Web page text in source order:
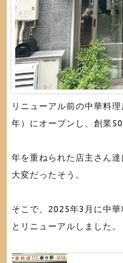
リニューアル前の中華料理
年）にオープンし、創業50
年を重ねられた店主さん
大変だったそう。
そこで、2025年3月に中
とリニューアルしました。